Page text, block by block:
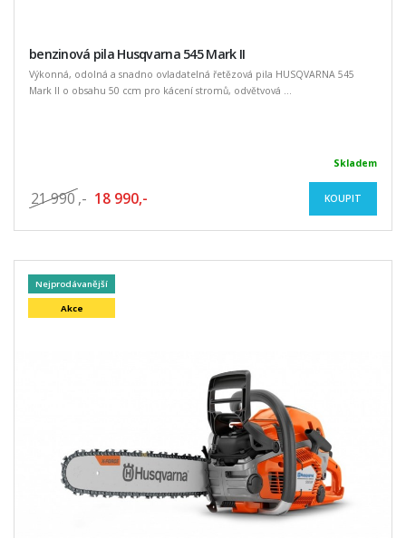
benzinová pila Husqvarna 545 Mark II
Výkonná, odolná a snadno ovladatelná řetězová pila HUSQVARNA 545
Mark II o obsahu 50 ccm pro kácení stromů, odvětvová ...
Skladem
21 990 ,- 18 990,- KOUPIT
Nejprodávanější
Akce